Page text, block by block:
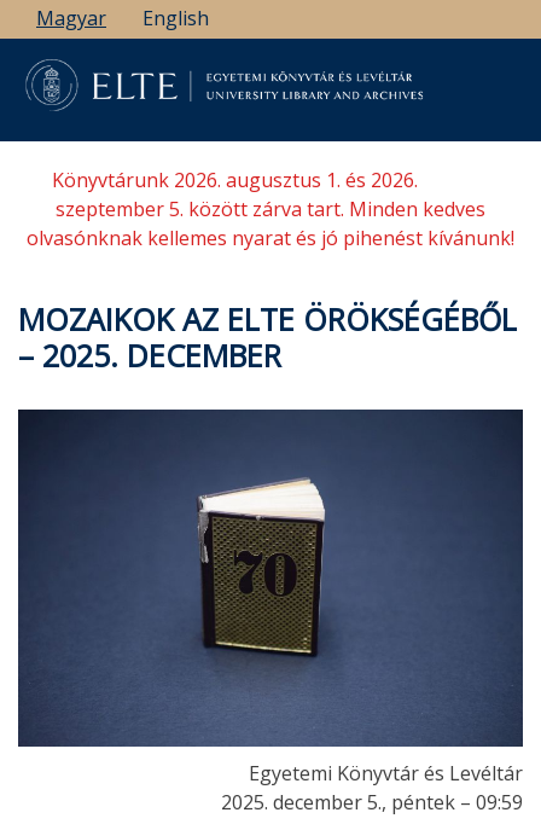
Ugrás
a
tartalomra
Magyar English
Könyvtárunk 2026. augusztus 1. és 2026.
szeptember 5. között zárva tart. Minden kedves
olvasónknak kellemes nyarat és jó pihenést kívánunk!
MOZAIKOK AZ ELTE ÖRÖKSÉGÉBŐL
– 2025. DECEMBER
Egyetemi Könyvtár és Levéltár
2025. december 5., péntek – 09:59